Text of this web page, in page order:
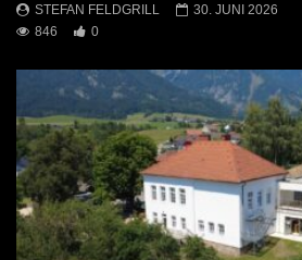
STEFAN FELDGRILL
30. JUNI 2026
846
0